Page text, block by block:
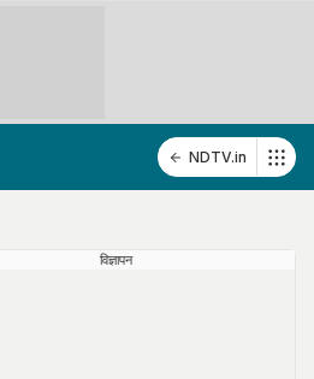
NDTV.in
विज्ञापन